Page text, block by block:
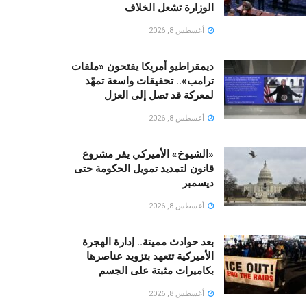
الوزارة تشعل الخلاف
أغسطس 8, 2026
ديمقراطيو أمريكا يفتحون «ملفات
ترامب».. تحقيقات واسعة تمهّد
لمعركة قد تصل إلى العزل
أغسطس 8, 2026
«الشيوخ» الأميركي يقر مشروع
قانون لتمديد تمويل الحكومة حتى
ديسمبر
أغسطس 8, 2026
بعد حوادث مميتة.. إدارة الهجرة
الأميركية تتعهد بتزويد عناصرها
بكاميرات مثبتة على الجسم
أغسطس 8, 2026